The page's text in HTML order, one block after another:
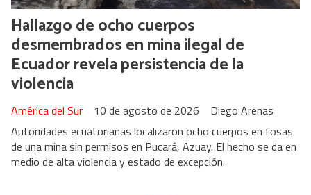
Hallazgo de ocho cuerpos
desmembrados en mina ilegal de
Ecuador revela persistencia de la
violencia
Diego Arenas
América del Sur
10 de agosto de 2026
Autoridades ecuatorianas localizaron ocho cuerpos en fosas
de una mina sin permisos en Pucará, Azuay. El hecho se da en
medio de alta violencia y estado de excepción.